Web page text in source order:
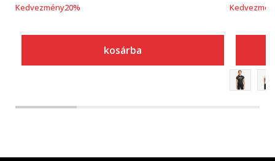
Kedvezmény20%
kosárba